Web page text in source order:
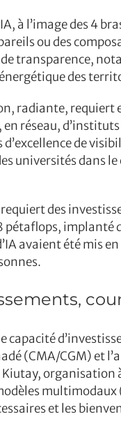
à l’image des 4
ou des
transparence,
des
radiante, requiert
réseau,
d’excellence de
universités dans
des
pétaflops, implanté
avaient été mis
capacité
(CMA/CGM) et
organisation
et les